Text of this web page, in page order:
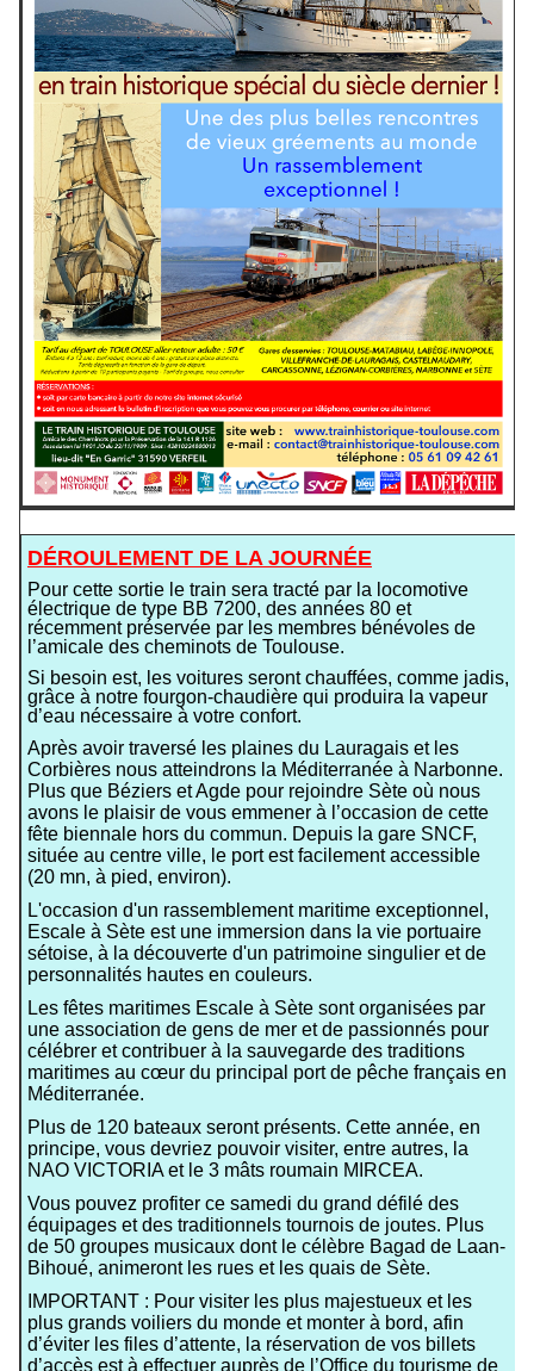
DÉROULEMENT DE LA JOURNÉE
Pour cette sortie le train sera tracté par la locomotive
électrique de type BB 7200, des années 80 et
récemment préservée par les membres bénévoles de
l’amicale des cheminots de Toulouse.
Si besoin est, les voitures seront chauffées, comme jadis,
grâce à notre fourgon-chaudière qui produira la vapeur
d’eau nécessaire à votre confort.
Après avoir traversé les plaines du Lauragais et les
Corbières nous atteindrons la Méditerranée à Narbonne.
Plus que Béziers et Agde pour rejoindre Sète où nous
avons le plaisir de vous emmener à l’occasion de cette
fête biennale hors du commun. Depuis la gare SNCF,
située au centre ville, le port est facilement accessible
(20 mn, à pied, environ).
L'occasion d'un rassemblement maritime exceptionnel,
Escale à Sète est une immersion dans la vie portuaire
sétoise, à la découverte d'un patrimoine singulier et de
personnalités hautes en couleurs.
Les fêtes maritimes Escale à Sète sont organisées par
une association de gens de mer et de passionnés pour
célébrer et contribuer à la sauvegarde des traditions
maritimes au cœur du principal port de pêche français en
Méditerranée.
Plus de 120 bateaux seront présents. Cette année, en
principe, vous devriez pouvoir visiter, entre autres, la
NAO VICTORIA et le 3 mâts roumain MIRCEA.
Vous pouvez profiter ce samedi du grand défilé des
équipages et des traditionnels tournois de joutes. Plus
de 50 groupes musicaux dont le célèbre Bagad de Laan-
Bihoué, animeront les rues et les quais de Sète.
IMPORTANT : Pour visiter les plus majestueux et les
plus grands voiliers du monde et monter à bord, afin
d’éviter les files d’attente, la réservation de vos billets
d’accès est à effectuer auprès de l’Office du tourisme de